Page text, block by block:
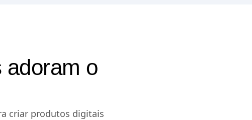
adoram o
criar produtos digitais